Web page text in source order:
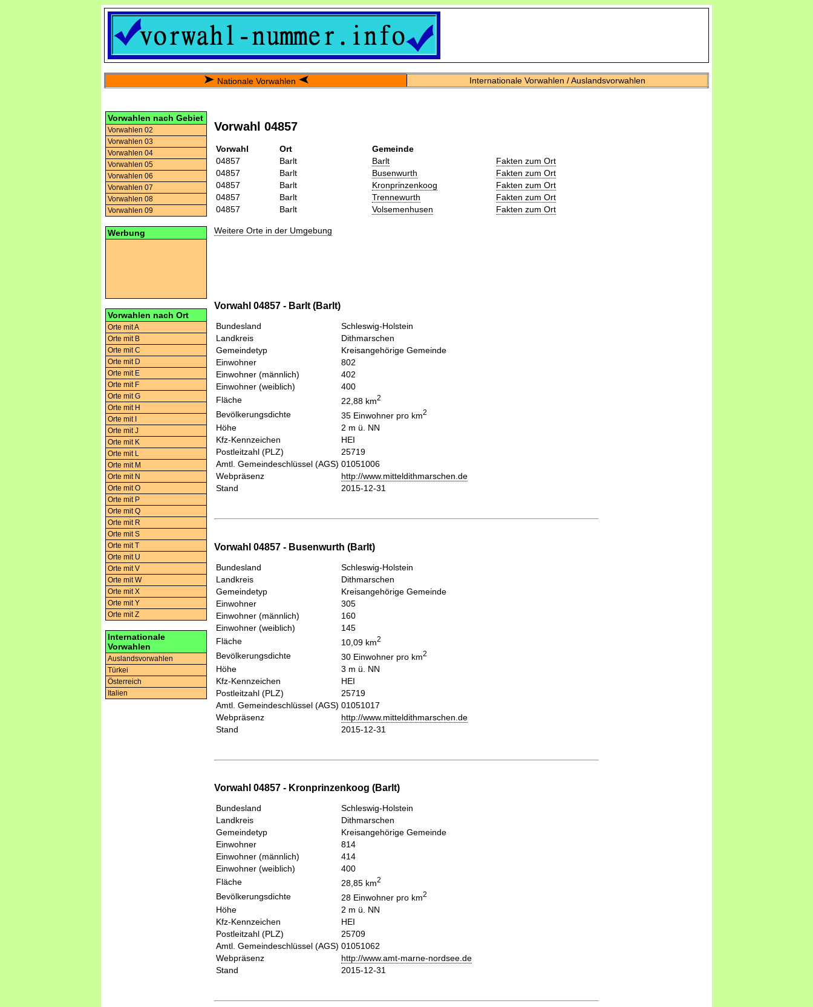
Nationale Vorwahlen Internationale Vorwahlen / Auslandsvorwahlen
Vorwahlen nach Gebiet
Vorwahlen 02
Vorwahlen 03
Vorwahlen 04
Vorwahlen 05
Vorwahlen 06
Vorwahlen 07
Vorwahlen 08
Vorwahlen 09
Werbung
Vorwahlen nach Ort
Orte mit A
Orte mit B
Orte mit C
Orte mit D
Orte mit E
Orte mit F
Orte mit G
Orte mit H
Orte mit I
Orte mit J
Orte mit K
Orte mit L
Orte mit M
Orte mit N
Orte mit O
Orte mit P
Orte mit Q
Orte mit R
Orte mit S
Orte mit T
Orte mit U
Orte mit V
Orte mit W
Orte mit X
Orte mit Y
Orte mit Z
Internationale
Vorwahlen
Auslandsvorwahlen
Türkei
Österreich
Italien
Vorwahl 04857
Vorwahl Ort
Gemeinde
04857
Barlt Barlt
Fakten zum Ort
04857
Barlt Busenwurth
Fakten zum Ort
04857
Barlt Kronprinzenkoog
Fakten zum Ort
04857
Barlt Trennewurth
Fakten zum Ort
04857
Barlt Volsemenhusen Fakten zum Ort
Weitere Orte in der Umgebung
Vorwahl 04857 - Barlt (Barlt)
Bundesland
Schleswig-Holstein
Landkreis
Dithmarschen
Gemeindetyp
Kreisangehörige Gemeinde
Einwohner
802
Einwohner (männlich)
402
Einwohner (weiblich)
400
Fläche
22,88 km2
Bevölkerungsdichte 35 Einwohner pro km2
Höhe
2 m ü. NN
Kfz-Kennzeichen
HEI
Postleitzahl (PLZ)
25719
Amtl. Gemeindeschlüssel (AGS) 01051006
Webpräsenz
http://www.mitteldithmarschen.de
Stand
2015-12-31
Vorwahl 04857 - Busenwurth (Barlt)
Bundesland
Schleswig-Holstein
Landkreis
Dithmarschen
Gemeindetyp
Kreisangehörige Gemeinde
Einwohner
305
Einwohner (männlich)
160
Einwohner (weiblich)
145
Fläche
10,09 km2
Bevölkerungsdichte 30 Einwohner pro km2
Höhe
3 m ü. NN
Kfz-Kennzeichen
HEI
Postleitzahl (PLZ)
25719
Amtl. Gemeindeschlüssel (AGS) 01051017
Webpräsenz
http://www.mitteldithmarschen.de
Stand
2015-12-31
Vorwahl 04857 - Kronprinzenkoog (Barlt)
Bundesland
Schleswig-Holstein
Landkreis
Dithmarschen
Gemeindetyp
Kreisangehörige Gemeinde
Einwohner
814
Einwohner (männlich)
414
Einwohner (weiblich)
400
Fläche
28,85 km2
Bevölkerungsdichte 28 Einwohner pro km2
Höhe
2 m ü. NN
Kfz-Kennzeichen
HEI
Postleitzahl (PLZ)
25709
Amtl. Gemeindeschlüssel (AGS) 01051062
Webpräsenz
http://www.amt-marne-nordsee.de
Stand
2015-12-31